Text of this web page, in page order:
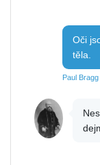
Oči
těla.
Paul Bragg